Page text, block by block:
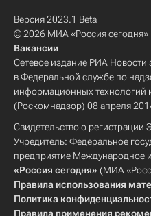
Версия 2023.1 Beta
© 2026 МИА «Россия сегодня»
Вакансии
Сетевое издание РИА Новости
в Федеральной службе по
информационных технологий
(Роскомнадзор) 08 апреля
Свидетельство о
Учредитель: Федеральное
предприятие Международное
«Россия сегодня» (МИА
Правила использования
Политика
Правила применения